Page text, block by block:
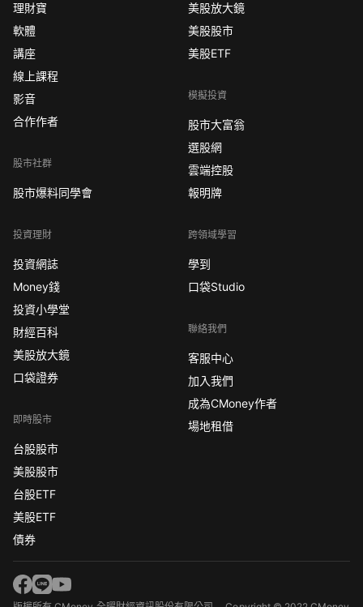
理財寶
軟體
講座
線上課程
影音
合作作者
股市社群
股市爆料同學會
投資理財
投資網誌
Money錢
投資小學堂
財經百科
美股放大鏡
口袋證券
即時股市
台股股市
美股股市
台股ETF
美股ETF
債券
美股放大鏡
美股股市
美股ETF
模擬投資
股市大富翁
選股網
雲端控股
報明牌
跨領域學習
學到
口袋Studio
聯絡我們
客服中心
加入我們
成為CMoney作者
場地租借